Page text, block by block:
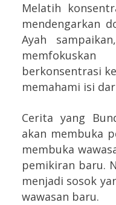
Melatih
mendengarkan
Ayah
berkonsentrasi
memahami isi
Cerita yang
akan membuka
membuka
pemikiran baru.
menjadi sosok
wawasan baru.